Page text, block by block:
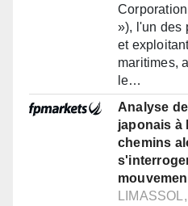
»), l'un des
et
maritimes,
le…
Analyse
japonais à
chemins